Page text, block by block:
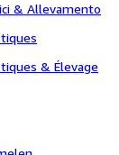
& Allevamento
& Élevage